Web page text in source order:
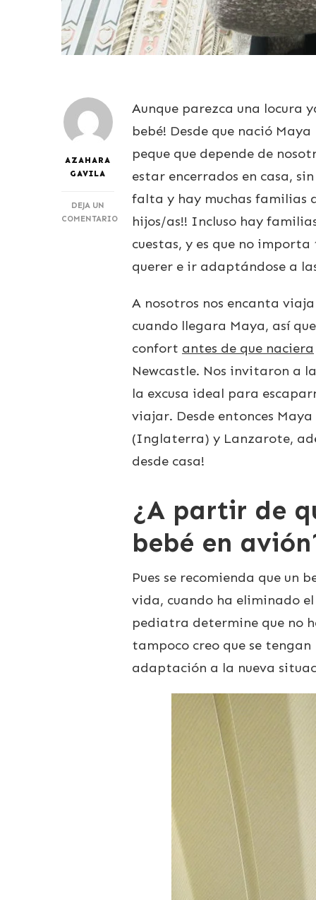
AZAHARA
GAVILA
DEJA UN
COMENTARIO
Aunque parezca una locura
bebé! Desde que nació
peque que depende de
estar encerrados en casa,
falta y hay muchas familias
hijos/as!! Incluso hay
cuestas, y es que no
querer e ir adaptándose a
A nosotros nos encanta
cuando llegara Maya, así
confort antes de que naciera
Newcastle. Nos invitaron a
la excusa ideal para
viajar. Desde entonces
(Inglaterra) y Lanzarote,
desde casa!
¿A partir de
bebé en
Pues se recomienda que un
vida, cuando ha eliminado
pediatra determine que no
tampoco creo que se tengan
adaptación a la nueva